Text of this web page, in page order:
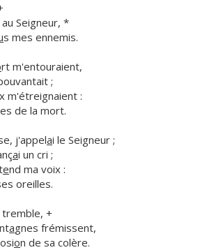
au Seigneur, *
s mes ennemis.
rt m'entouraient,
;
x m'étreignaient :
de la mort.
j'appelai le Seigneur ;
ai un cri ;
end ma voix :
oreilles.
+
agnes frémissent,
on de sa colère.